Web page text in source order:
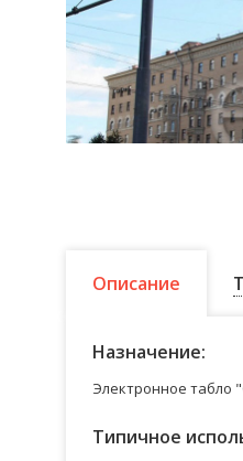
Описание
Назначение:
Электронное табло
Типичное